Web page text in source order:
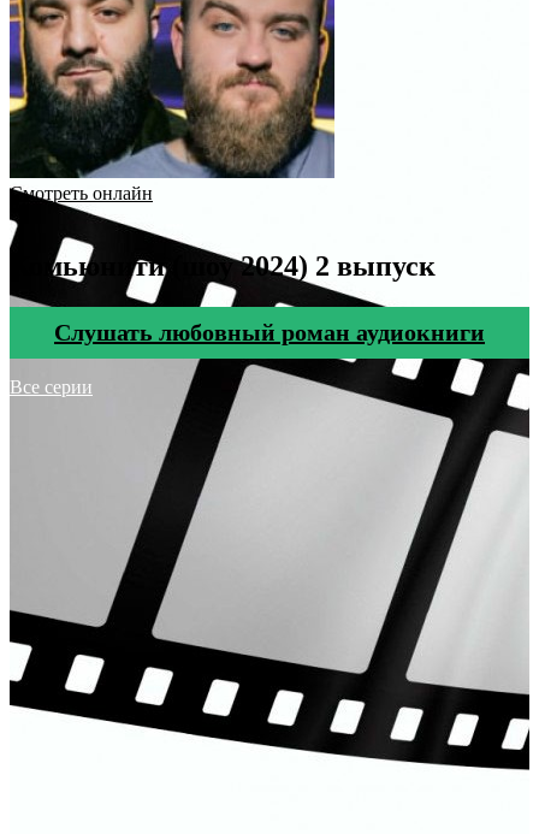
Смотреть онлайн
Комьюнити (шоу 2024) 2 выпуск
Cлушать любовный роман аудиокниги
Все серии